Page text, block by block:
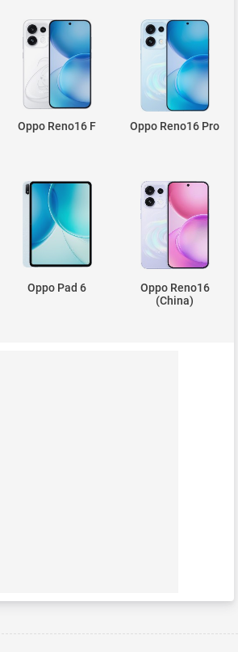
Oppo Reno16 F Oppo Reno16 Pro
Oppo Pad 6
Oppo Reno16
(China)